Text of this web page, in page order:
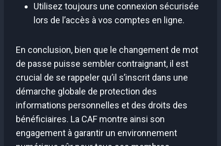
Utilisez toujours une connexion sécurisée
lors de l’accès à vos comptes en ligne.
En conclusion, bien que le changement de mot
de passe puisse sembler contraignant, il est
crucial de se rappeler qu’il s’inscrit dans une
démarche globale de protection des
informations personnelles et des droits des
bénéficiaires. La CAF montre ainsi son
engagement à garantir un environnement